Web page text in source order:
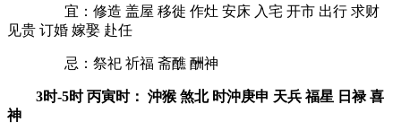
宜：修造 盖屋 移徙 作灶 安床 入宅 开市 出行 求财
见贵 订婚 嫁娶 赴任
忌：祭祀 祈福 斋醮 酬神
3时-5时 丙寅时： 沖猴 煞北 时沖庚申 天兵 福星 日禄 喜
神